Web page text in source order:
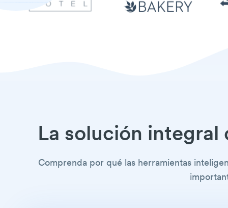
La solución integral
Comprenda por qué las herramientas